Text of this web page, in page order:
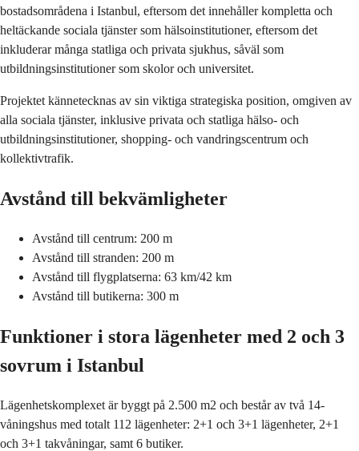
bostadsområdena i Istanbul, eftersom det innehåller kompletta och
heltäckande sociala tjänster som hälsoinstitutioner, eftersom det
inkluderar många statliga och privata sjukhus, såväl som
utbildningsinstitutioner som skolor och universitet.
Projektet kännetecknas av sin viktiga strategiska position, omgiven av
alla sociala tjänster, inklusive privata och statliga hälso- och
utbildningsinstitutioner, shopping- och vandringscentrum och
kollektivtrafik.
Avstånd till bekvämligheter
Avstånd till centrum: 200 m
Avstånd till stranden: 200 m
Avstånd till flygplatserna: 63 km/42 km
Avstånd till butikerna: 300 m
Funktioner i stora lägenheter med 2 och 3
sovrum i Istanbul
Lägenhetskomplexet är byggt på 2.500 m2 och består av två 14-
våningshus med totalt 112 lägenheter: 2+1 och 3+1 lägenheter, 2+1
och 3+1 takvåningar, samt 6 butiker.